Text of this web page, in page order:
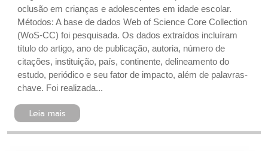
oclusão em crianças e adolescentes em idade escolar.
Métodos: A base de dados Web of Science Core Collection
(WoS-CC) foi pesquisada. Os dados extraídos incluíram
título do artigo, ano de publicação, autoria, número de
citações, instituição, país, continente, delineamento do
estudo, periódico e seu fator de impacto, além de palavras-
chave. Foi realizada...
Leia mais